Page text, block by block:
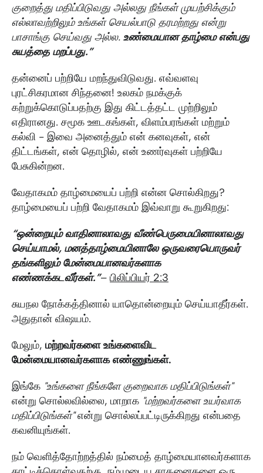
குறைத்து மதிப்பிடுவது அல்லது நீங்கள் முயற்சிக்கும்
எல்லாவற்றிலும் உங்கள் செயல்பாடு தரமற்றது என்று
பாசாங்கு செய்வது அல்ல. உண்மையான தாழ்மை என்பது
சுயத்தை மறப்பது.”
தன்னைப் பற்றியே மறந்துவிடுவது. எவ்வளவு
புரட்சிகரமான சிந்தனை! உலகம் நமக்குக்
கற்றுக்கொடுப்பதற்கு இது கிட்டத்தட்ட முற்றிலும்
எதிரானது. சமூக ஊடகங்கள், விளம்பரங்கள் மற்றும்
கல்வி - இவை அனைத்தும் என் கனவுகள், என்
திட்டங்கள், என் தொழில், என் உணர்வுகள் பற்றியே
பேசுகின்றன.
வேதாகமம் தாழ்மையைப் பற்றி என்ன சொல்கிறது?
தாழ்மையைப் பற்றி வேதாகமம் இவ்வாறு கூறுகிறது:
“ஒன்றையும் வாதினாலாவது வீண்பெருமையினாலாவது
செய்யாமல், மனத்தாழ்மையினாலே ஒருவரையொருவர்
தங்களிலும் மேன்மையானவர்களாக
எண்ணக்கடவீர்கள்.”– பிலிப்பியர் 2:3
சுயநல நோக்கத்தினால் யாதொன்றையும் செய்யாதீர்கள்.
அதுதான் விஷயம்.
மேலும், மற்றவர்களை உங்களைவிட
மேன்மையானவர்களாக எண்ணுங்கள்.
இங்கே "உங்களை நீங்களே குறைவாக மதிப்பிடுங்கள்"
என்று சொல்லவில்லை, மாறாக "மற்றவர்களை உயர்வாக
மதிப்பிடுங்கள்"என்று சொல்லப்பட்டிருக்கிறது என்பதை
கவனியுங்கள்.
நம் வெளித்தோற்றத்தில் நம்மைத் தாழ்மையானவர்களாக